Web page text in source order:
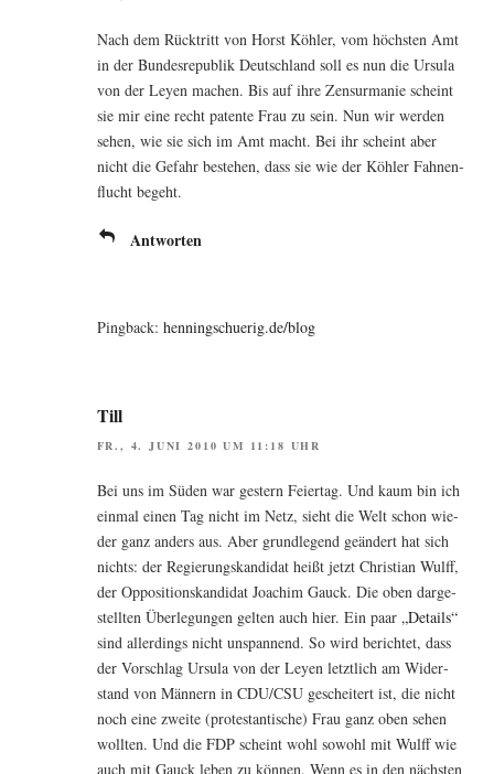
Nach dem Rück­tritt von Horst Köh­ler, vom höchs­ten Amt
in der Bun­des­re­pu­blik Deutsch­land soll es nun die Ursu­la
von der Ley­en machen. Bis auf ihre Zen­sur­ma­nie scheint
sie mir eine recht paten­te Frau zu sein. Nun wir wer­den
sehen, wie sie sich im Amt macht. Bei ihr scheint aber
nicht die Gefahr bestehen, dass sie wie der Köh­ler Fah­nen­
flucht begeht.
Antworten
Pingback: henningschuerig.de/blog
Till
FR., 4. JUNI 2010 UM 11:18 UHR
Bei uns im Süden war ges­tern Fei­er­tag. Und kaum bin ich
ein­mal einen Tag nicht im Netz, sieht die Welt schon wie­
der ganz anders aus. Aber grund­le­gend geän­dert hat sich
nichts: der Regie­rungs­kan­di­dat heißt jetzt Chris­ti­an Wulff,
der Oppo­si­ti­ons­kan­di­dat Joa­chim Gauck. Die oben dar­ge­
stell­ten Über­le­gun­gen gel­ten auch hier. Ein paar „Details“
sind aller­dings nicht unspan­nend. So wird berich­tet, dass
der Vor­schlag Ursu­la von der Ley­en letzt­lich am Wider­
stand von Män­nern in CDU/CSU geschei­tert ist, die nicht
noch eine zwei­te (pro­tes­tan­ti­sche) Frau ganz oben sehen
woll­ten. Und die FDP scheint wohl sowohl mit Wulff wie
auch mit Gauck leben zu kön­nen. Wenn es in den nächs­ten